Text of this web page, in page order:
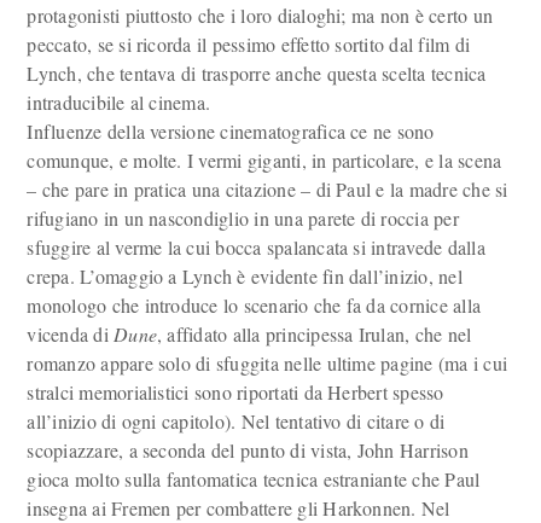
protagonisti piuttosto che i loro dialoghi; ma non è certo un
peccato, se si ricorda il pessimo effetto sortito dal film di
Lynch, che tentava di trasporre anche questa scelta tecnica
intraducibile al cinema.
Influenze della versione cinematografica ce ne sono
comunque, e molte. I vermi giganti, in particolare, e la scena
– che pare in pratica una citazione – di Paul e la madre che si
rifugiano in un nascondiglio in una parete di roccia per
sfuggire al verme la cui bocca spalancata si intravede dalla
crepa. L’omaggio a Lynch è evidente fin dall’inizio, nel
monologo che introduce lo scenario che fa da cornice alla
vicenda di Dune, affidato alla principessa Irulan, che nel
romanzo appare solo di sfuggita nelle ultime pagine (ma i cui
stralci memorialistici sono riportati da Herbert spesso
all’inizio di ogni capitolo). Nel tentativo di citare o di
scopiazzare, a seconda del punto di vista, John Harrison
gioca molto sulla fantomatica tecnica estraniante che Paul
insegna ai Fremen per combattere gli Harkonnen. Nel